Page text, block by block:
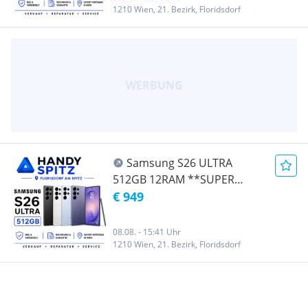
ERHÄLTLICH / VOLLE
HERSTELLER GARANTIE /
1210 Wien, 21. Bezirk, Floridsdorf
Samsung S26 ULTRA
512GB 12RAM **SUPER
TOLLE ANGEBOT** €949,-
ALLE NETZE/ schwarz FARBEN
ERHÄLTLICH / VOLLE
HERSTELLER GARANTIE /
€ 949
08.08. - 15:41 Uhr
1210 Wien, 21. Bezirk, Floridsdorf